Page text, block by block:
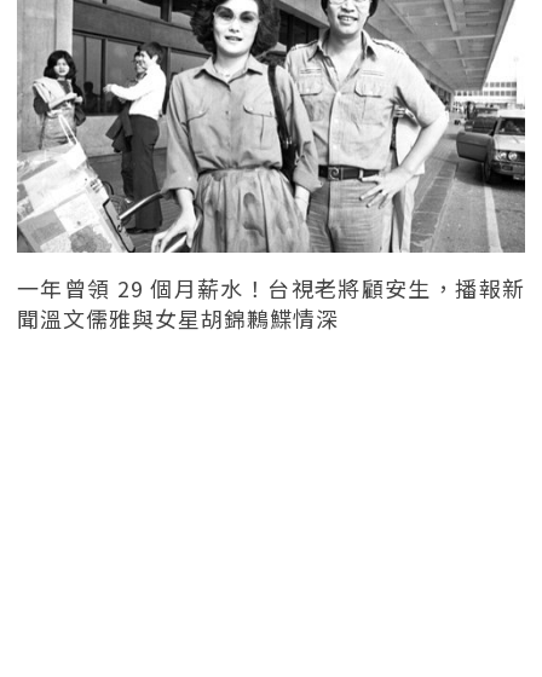
一年曾領 29 個月薪水！台視老將顧安生，播報新
聞溫文儒雅與女星胡錦鶼鰈情深